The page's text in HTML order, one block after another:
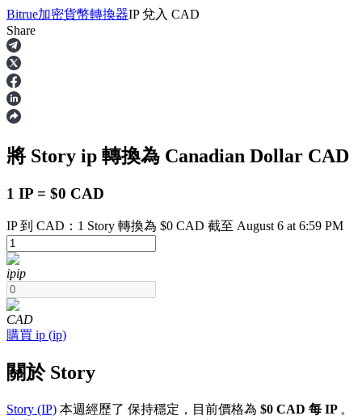
合約
Bitrue加密貨幣轉換器IP 兌入 CAD
Share
將 Story ip 轉換為 Canadian Dollar CAD
1 IP = $0 CAD
IP 到 CAD：1 Story 轉換為 $0 CAD 截至 August 6 at 6:59 PM
ipip
CAD
購買 ip (ip)
關於 Story
Story (IP) 本週經歷了 保持穩定，目前價格為 $0 CAD 每 IP 。